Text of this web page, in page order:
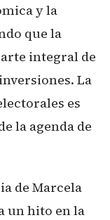
y la
que la
integral de
La
es
la agenda de
de Marcela
un hito en la